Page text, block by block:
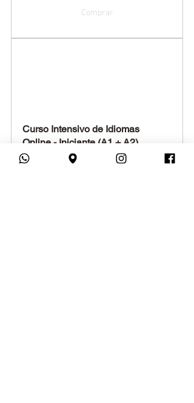
Comprar
Curso Intensivo de Idiomas
Online - Iniciante (A1 + A2)